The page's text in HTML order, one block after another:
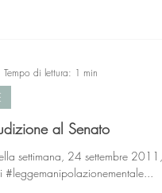
al Senato
settimana, 24 settembre
#leggemanipolazionementale...
Tempo di lettura: 1 min